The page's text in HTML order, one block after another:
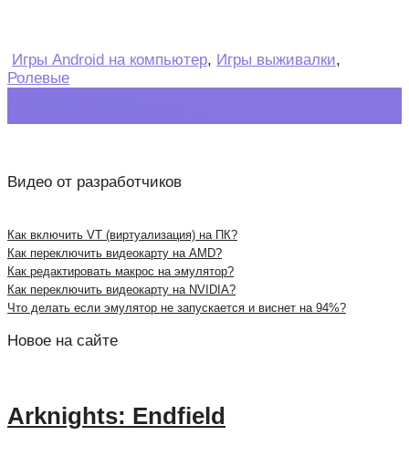
Игры Android на компьютер, Игры выживалки,
Ролевые
navigation
Видео от разработчиков
Как включить VT (виртуализация) на ПК?
Как переключить видеокарту на AMD?
Как редактировать макрос на эмулятор?
Как переключить видеокарту на NVIDIA?
Что делать если эмулятор не запускается и виснет на 94%?
Новое на сайте
Arknights: Endfield